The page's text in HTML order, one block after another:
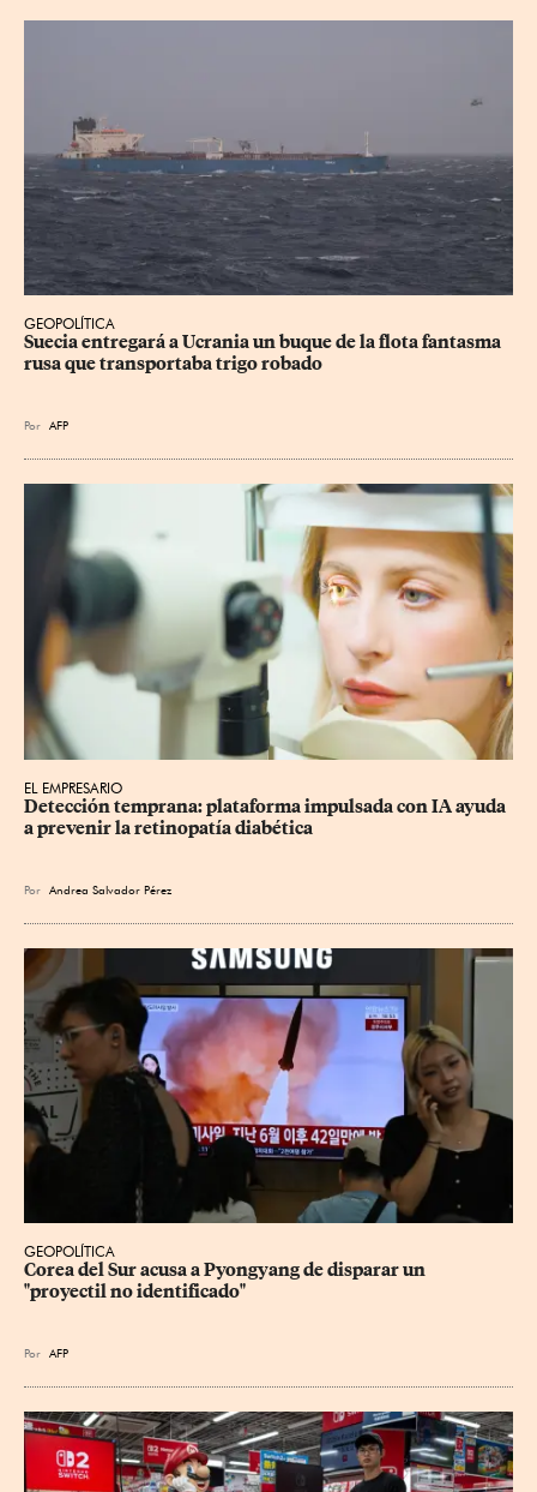
GEOPOLÍTICA
Suecia entregará a Ucrania un buque de la flota fantasma
rusa que transportaba trigo robado
Por AFP
EL EMPRESARIO
Detección temprana: plataforma impulsada con IA ayuda
a prevenir la retinopatía diabética
Por Andrea Salvador Pérez
GEOPOLÍTICA
Corea del Sur acusa a Pyongyang de disparar un
"proyectil no identificado"
Por AFP